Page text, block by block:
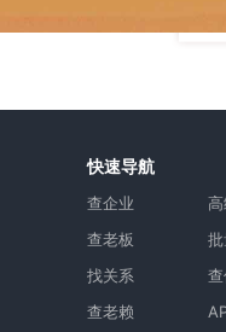
快速导航
查企业
查老板
找关系
查老赖